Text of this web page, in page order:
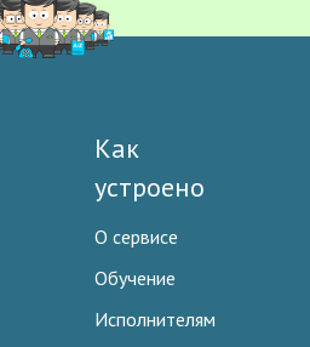
Как
устроено
О сервисе
Обучение
Исполнителям